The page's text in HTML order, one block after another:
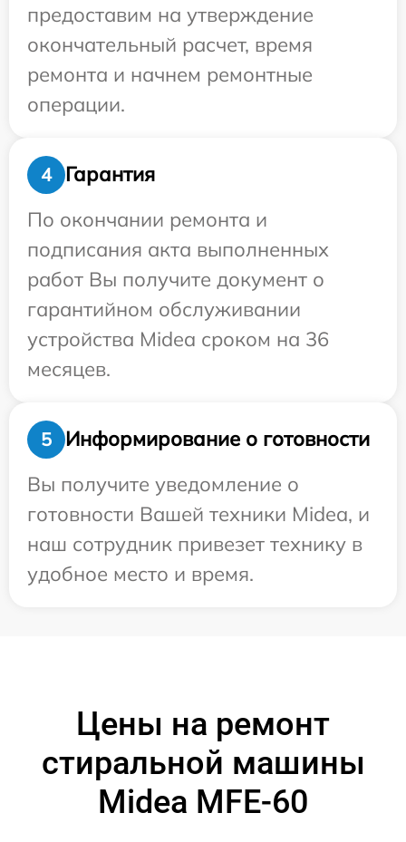
предоставим на утверждение
окончательный расчет, время
ремонта и начнем ремонтные
операции.
4
Гарантия
По окончании ремонта и
подписания акта выполненных
работ Вы получите документ о
гарантийном обслуживании
устройства Midea сроком на 36
месяцев.
5
Информирование о готовности
Вы получите уведомление о
готовности Вашей техники Midea, и
наш сотрудник привезет технику в
удобное место и время.
Цены на ремонт
стиральной машины
Midea MFE-60